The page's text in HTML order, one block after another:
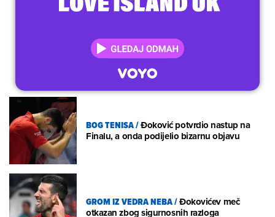
BOG TENISA/Đoković potvrdio nastup na
Finalu, a onda podijelio bizarnu objavu
GROM IZ VEDRA NEBA/Đokovićev meč
otkazan zbog sigurnosnih razloga